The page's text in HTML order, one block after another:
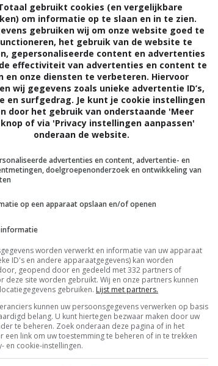
& Adriaan Trailer
gaan op zoek naar de
ondersche...
Meer
gebruikt cookies (en vergelijkbare
om informatie op te slaan en in te zien.
gebruiken wij om onze website goed te
het gebruik van de website te
gepersonaliseerde content en advertenties
effectiviteit van advertenties en content te
en onze diensten te verbeteren. Hiervoor
wij gegevens zoals unieke advertentie ID’s,
en surfgedrag. Je kunt je cookie instellingen
door het gebruik van onderstaande 'Meer
of via 'Privacy instellingen aanpassen'
onderaan de website.
advertenties en content, advertentie- en
doelgroepenonderzoek en ontwikkeling van
op een apparaat opslaan en/of openen
worden verwerkt en informatie van uw apparaat
ID's en andere apparaatgegevens) kan worden
geopend door en gedeeld met 332 partners of
deze site worden gebruikt. Wij en onze partners kunnen
gebruiken. Lijst met partners.
kunnen uw persoonsgegevens verwerken op basis
belang. U kunt hiertegen bezwaar maken door uw
te beheren. Zoek onderaan deze pagina of in het
een link om uw toestemming te beheren of in te trekken
en cookie-instellingen.